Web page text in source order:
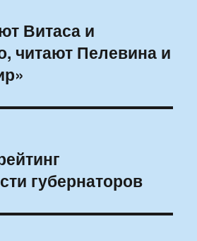
Витаса и
читают Пелевина и
губернаторов